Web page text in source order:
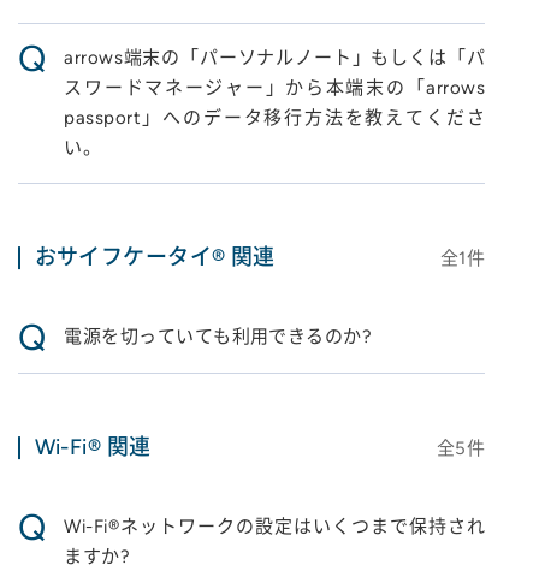
Q
arrows端末の「パーソナルノート」もしくは「パ
スワードマネージャー」から本端末の「arrows
passport」へのデータ移行方法を教えてくださ
い。
おサイフケータイ® 関連 全1件
Q 電源を切っていても利用できるのか?
Wi-Fi® 関連 全5件
Q
Wi-Fi®ネットワークの設定はいくつまで保持され
ますか?